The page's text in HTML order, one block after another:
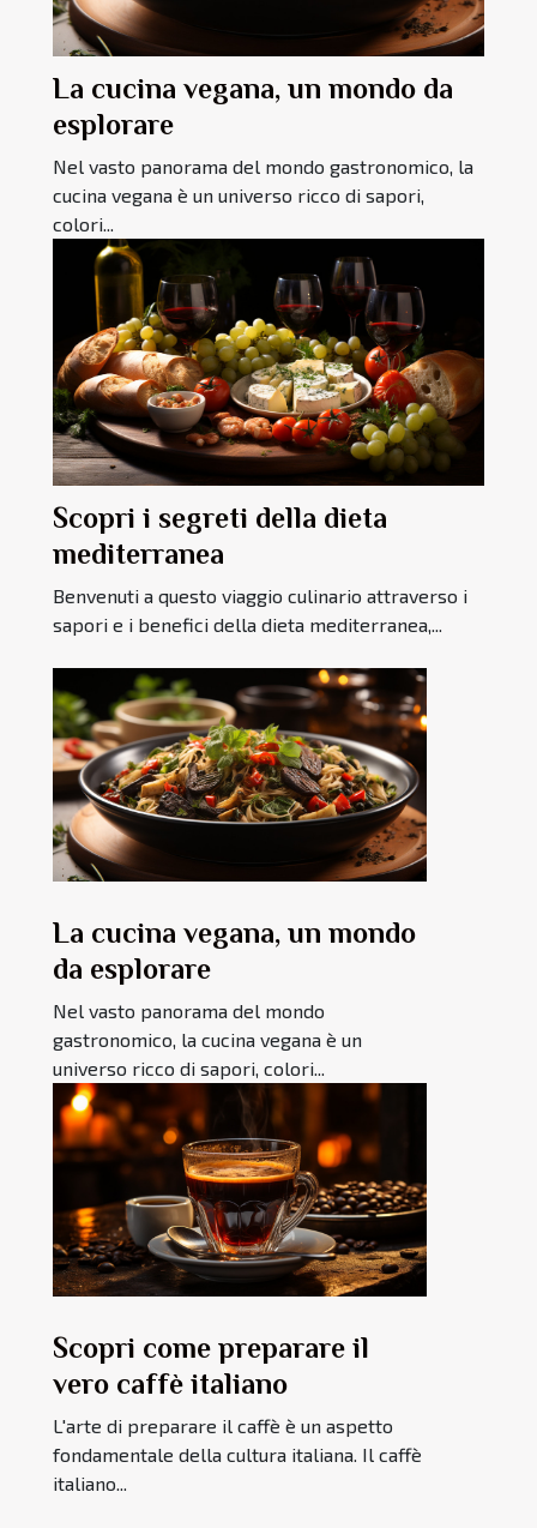
La cucina vegana, un mondo da
esplorare
Nel vasto panorama del mondo gastronomico, la
cucina vegana è un universo ricco di sapori,
colori...
Scopri i segreti della dieta
mediterranea
Benvenuti a questo viaggio culinario attraverso i
sapori e i benefici della dieta mediterranea,...
La cucina vegana, un mondo
da esplorare
Nel vasto panorama del mondo
gastronomico, la cucina vegana è un
universo ricco di sapori, colori...
Scopri come preparare il
vero caffè italiano
L'arte di preparare il caffè è un aspetto
fondamentale della cultura italiana. Il caffè
italiano...